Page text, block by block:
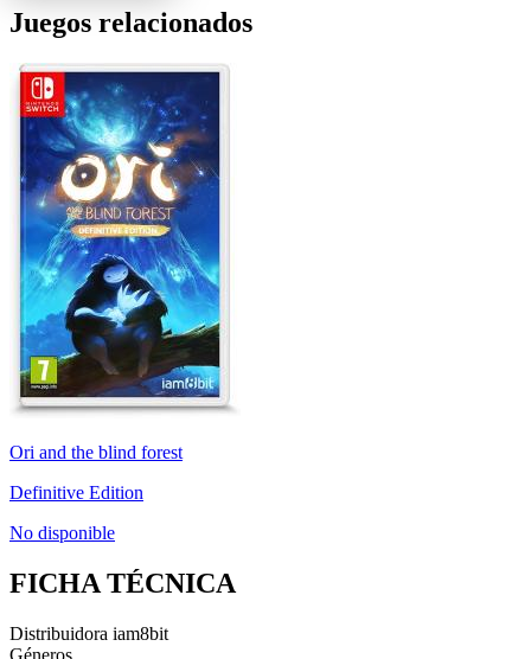
Juegos relacionados
Ori and the blind forest
Definitive Edition
No disponible
FICHA TÉCNICA
Distribuidora iam8bit
Géneros